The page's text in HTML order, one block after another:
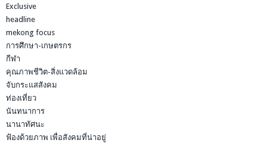
Exclusive
headline
mekong focus
การศึกษา-เกษตรกร
กีฬา
คุณภาพชีวิต-สิ่งแวดล้อม
จับกระแสสังคม
ท่องเที่ยว
นันทนาการ
นานาทัศนะ
ฟ้องด้วยภาพ เพื่อสังคมที่น่าอยู่